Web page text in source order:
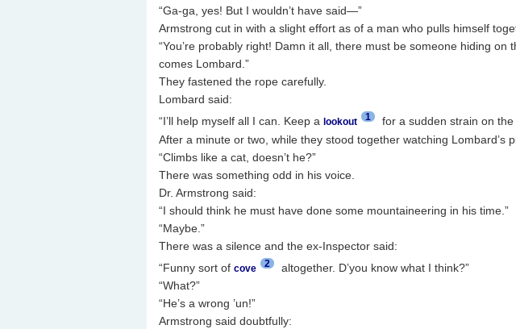
“Ga-ga, yes! But I wouldn’t have said—”
Armstrong cut in with a slight effort as of a man who pulls himself
“You’re probably right! Damn it all, there must be someone hiding on
comes Lombard.”
They fastened the rope carefully.
Lombard said:
“I’ll help myself all I can. Keep a lookout 1
for a sudden strain on the
After a minute or two, while they stood together watching Lombard’s
“Climbs like a cat, doesn’t he?”
There was something odd in his voice.
Dr. Armstrong said:
“I should think he must have done some mountaineering in his time.”
“Maybe.”
There was a silence and the ex-Inspector said:
“Funny sort of cove 2
altogether. D’you know what I think?”
“What?”
“He’s a wrong ’un!”
Armstrong said doubtfully: